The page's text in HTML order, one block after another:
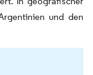
und den